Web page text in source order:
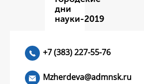
дни
науки-2019
+7 (383) 227-55-76
Mzherdeva@admnsk.ru